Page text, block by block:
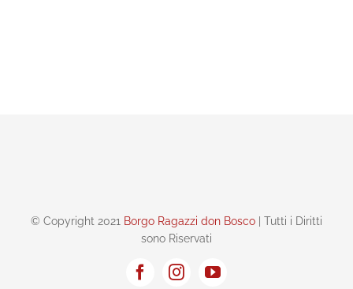
© Copyright 2021 Borgo Ragazzi don Bosco | Tutti i Diritti
sono Riservati